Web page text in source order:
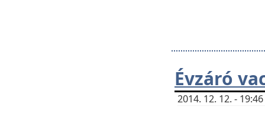
Évzáró
2014. 12. 12. -